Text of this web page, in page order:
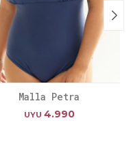
Malla Petra
UYU 4.990